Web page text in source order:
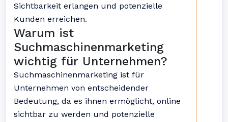
Sichtbarkeit erlangen und potenzielle
Kunden erreichen.
Warum ist
Suchmaschinenmarketing
wichtig für Unternehmen?
Suchmaschinenmarketing ist für
Unternehmen von entscheidender
Bedeutung, da es ihnen ermöglicht, online
sichtbar zu werden und potenzielle